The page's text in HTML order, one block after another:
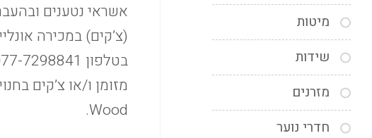
מיטות
שידות
מזרנים
חדרי נוער
אשראי נטענים
(צ’קים) במכירה
Wood.